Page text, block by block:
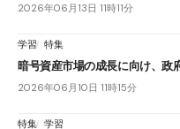
2026年06月13日 11時11分
学習 特集
暗号資産市場の成長に向け、政
2026年06月10日 11時15分
特集 学習